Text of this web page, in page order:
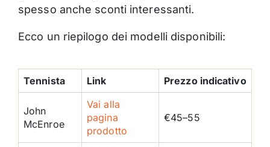
spesso anche sconti interessanti.
Ecco un riepilogo dei modelli disponibili:
Tennista Link Prezzo indicativo
John
McEnroe
Vai alla
pagina
prodotto
€45–55